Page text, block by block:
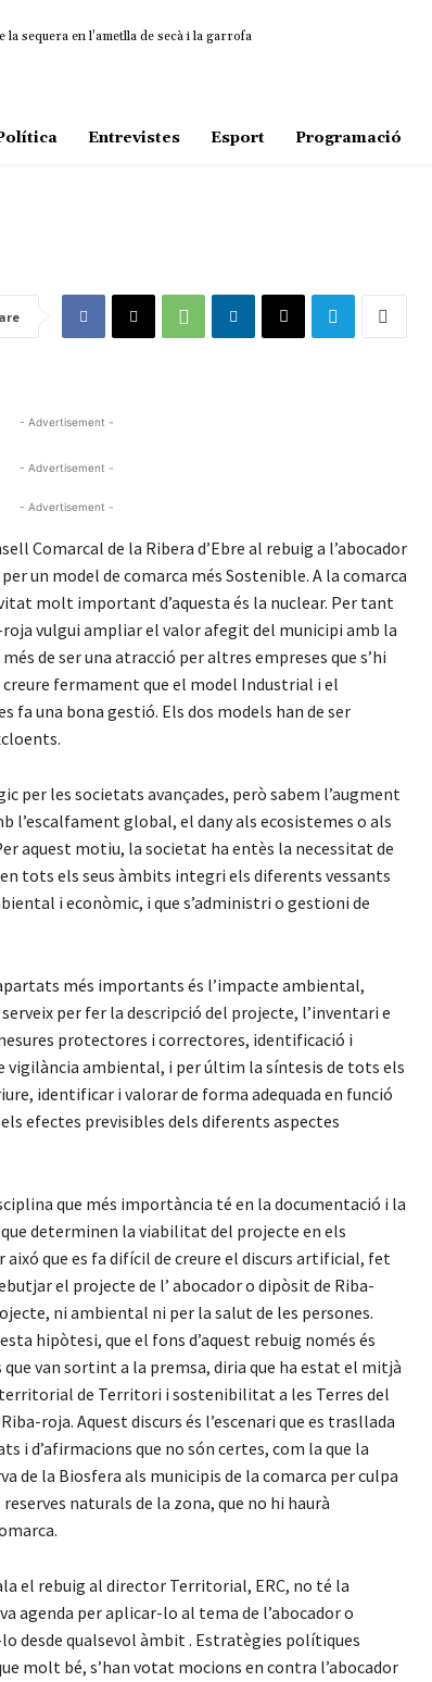
sequera en l’ametlla de secà i la garrofa
Entrevistes Esport Programació
- Advertisement -
- Advertisement -
- Advertisement -
Comarcal de la Ribera d’Ebre al rebuig a l’abocador
un model de comarca més Sostenible. A la comarca
molt important d’aquesta és la nuclear. Per tant
roja vulgui ampliar el valor afegit del municipi amb la
de ser una atracció per altres empreses que s’hi
creure fermament que el model Industrial i el
fa una bona gestió. Els dos models han de ser
per les societats avançades, però sabem l’augment
l’escalfament global, el dany als ecosistemes o als
aquest motiu, la societat ha entès la necessitat de
tots els seus àmbits integri els diferents vessants
i econòmic, i que s’administri o gestioni de
més importants és l’impacte ambiental,
per fer la descripció del projecte, l’inventari e
protectores i correctores, identificació i
vigilància ambiental, i per últim la síntesis de tots els
identificar i valorar de forma adequada en funció
efectes previsibles dels diferents aspectes
que més importància té en la documentació i la
determinen la viabilitat del projecte en els
que es fa difícil de creure el discurs artificial, fet
el projecte de l’ abocador o dipòsit de Riba-
ni ambiental ni per la salut de les persones.
hipòtesi, que el fons d’aquest rebuig només és
que van sortint a la premsa, diria que ha estat el mitjà
de Territori i sostenibilitat a les Terres del
roja. Aquest discurs és l’escenari que es trasllada
i d’afirmacions que no són certes, com la que la
de la Biosfera als municipis de la comarca per culpa
naturals de la zona, que no hi haurà
el rebuig al director Territorial, ERC, no té la
agenda per aplicar-lo al tema de l’abocador o
desde qualsevol àmbit . Estratègies polítiques
molt bé, s’han votat mocions en contra l’abocador